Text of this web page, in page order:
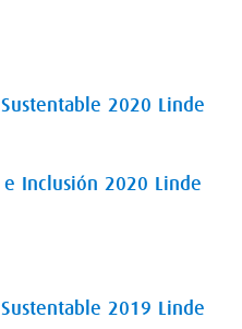
2020 Linde
Inclusión 2020 Linde
2019 Linde